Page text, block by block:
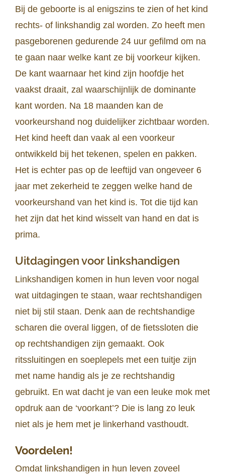
Bij de geboorte is al enigszins te zien of het kind
rechts- of linkshandig zal worden. Zo heeft men
pasgeborenen gedurende 24 uur gefilmd om na
te gaan naar welke kant ze bij voorkeur kijken.
De kant waarnaar het kind zijn hoofdje het
vaakst draait, zal waarschijnlijk de dominante
kant worden. Na 18 maanden kan de
voorkeurshand nog duidelijker zichtbaar worden.
Het kind heeft dan vaak al een voorkeur
ontwikkeld bij het tekenen, spelen en pakken.
Het is echter pas op de leeftijd van ongeveer 6
jaar met zekerheid te zeggen welke hand de
voorkeurshand van het kind is. Tot die tijd kan
het zijn dat het kind wisselt van hand en dat is
prima.
Uitdagingen voor linkshandigen
Linkshandigen komen in hun leven voor nogal
wat uitdagingen te staan, waar rechtshandigen
niet bij stil staan. Denk aan de rechtshandige
scharen die overal liggen, of de fietssloten die
op rechtshandigen zijn gemaakt. Ook
ritssluitingen en soeplepels met een tuitje zijn
met name handig als je ze rechtshandig
gebruikt. En wat dacht je van een leuke mok met
opdruk aan de ‘voorkant’? Die is lang zo leuk
niet als je hem met je linkerhand vasthoudt.
Voordelen!
Omdat linkshandigen in hun leven zoveel